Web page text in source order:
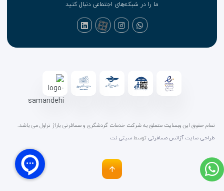
ما را در شبکه‌های اجتماعی دنبال کنید
تمام حقوق این وبسایت متعلق به شرکت خدمات گردشگری و مسافرتی باراژ تراول می باشد.
طراحی سایت آژانس مسافرتی توسط سیتی نت